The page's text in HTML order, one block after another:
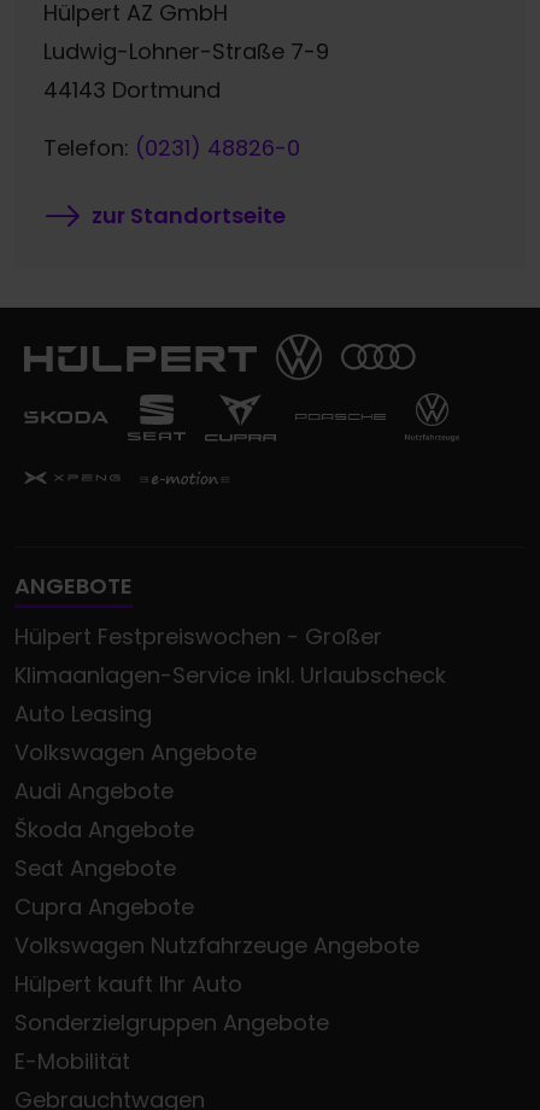
Hülpert AZ GmbH
Ludwig-Lohner-Straße 7-9
44143 Dortmund
Telefon: (0231) 48826-0
zur Standortseite
ANGEBOTE
Hülpert Festpreiswochen - Großer
Klimaanlagen-Service inkl. Urlaubscheck
Auto Leasing
Volkswagen Angebote
Audi Angebote
Škoda Angebote
Seat Angebote
Cupra Angebote
Volkswagen Nutzfahrzeuge Angebote
Hülpert kauft Ihr Auto
Sonderzielgruppen Angebote
E-Mobilität
Gebrauchtwagen